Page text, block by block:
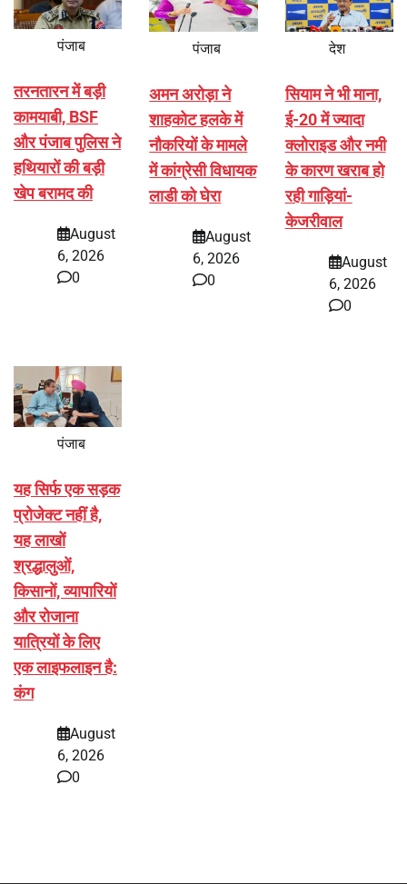
पंजाब
तरनतारन में बड़ी
कामयाबी, BSF
और पंजाब पुलिस ने
हथियारों की बड़ी
खेप बरामद की
August
6, 2026
0
पंजाब
अमन अरोड़ा ने
शाहकोट हलके में
नौकरियों के मामले
में कांग्रेसी विधायक
लाडी को घेरा
August
6, 2026
0
देश
सियाम ने भी माना,
ई-20 में ज्यादा
क्लोराइड और नमी
के कारण खराब हो
रही गाड़ियां-
केजरीवाल
August
6, 2026
0
पंजाब
यह सिर्फ एक सड़क
प्रोजेक्ट नहीं है,
यह लाखों
श्रद्धालुओं,
किसानों, व्यापारियों
और रोजाना
यात्रियों के लिए
एक लाइफलाइन है:
कंग
August
6, 2026
0